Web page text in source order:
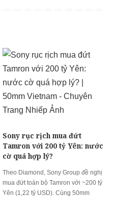
Sony rục rịch mua đứt
Tamron với 200 tỷ Yên: nước
cờ quá hợp lý?
Theo Diamond, Sony Group đề nghị
mua đứt toàn bộ Tamron với ~200 tỷ
Yên (1,22 tỷ USD). Cùng 50mm